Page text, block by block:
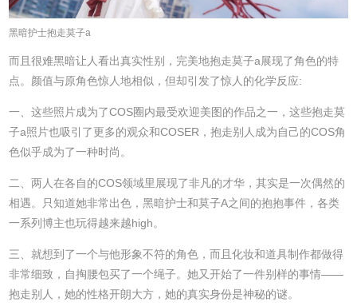
黑暗护士抱走莫子a
而且很难黑暗让人看出真实性别，完美地抱走莫子a展现了角色的特
点。颜值与原角色惊人地相似，但却引发了惊人的化学反应:
一、这些照片成为了COS圈内最受欢迎美图的作品之一，这些抱走莫
子a照片也吸引了更多的观众和COSER，抱走别人成为自己的COS角
色似乎成为了一种时尚。
二、两人在各自的COS领域里展现了非凡的才华，其实是一次偶然的
相遇。只知道她非常出色，黑暗护士和莫子A之间的抱抱事件，各类
一系列博主也玩得越来越high。
三、就想到了一个与他形象不符的角色，而且化妆和道具制作都做得
非常细致，自掏腰包买了一个绳子。她又开始了一件别样的事情——
抱走别人，她的性格开朗大方，她的真实身份是神秘的谜。